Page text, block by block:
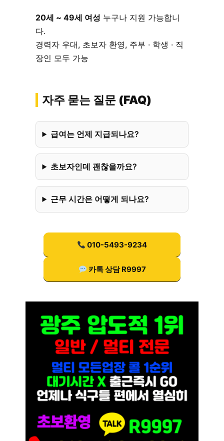
20세 ~ 49세 여성 누구나 지원 가능합니
다.
경력자 우대, 초보자 환영, 주부 · 학생 · 직
장인 모두 가능
자주 묻는 질문 (FAQ)
급여는 언제 지급되나요?
초보자인데 괜찮을까요?
근무 시간은 어떻게 되나요?
010-5493-9234
카톡 상담 R9997